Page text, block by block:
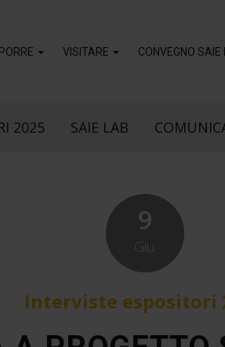
VISITARE CONVEGNO
2025 SAIE LAB
9
Giu
Interviste espositori